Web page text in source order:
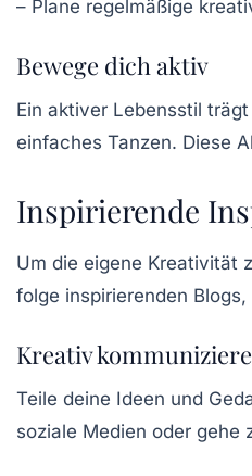
– Plane regelmäßige
Bewege dich aktiv
Ein aktiver Lebensstil
einfaches Tanzen. Diese
Inspirierende
Um die eigene Kreativität
folge inspirierenden
Kreativ
Teile deine Ideen und
soziale Medien oder